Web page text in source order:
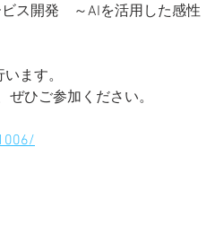
ス開発　～AIを活用した感性
ます。
ひご参加ください。